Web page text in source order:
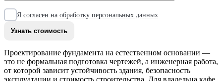
Я согласен на обработку персональных данных
Проектирование фундамента на естественном основании —
это не формальная подготовка чертежей, а инженерная работа,
от которой зависит устойчивость здания, безопасность